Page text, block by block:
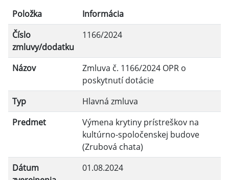
Dátum od:
Suma od:
Položka
Informácia
Číslo
zmluvy/dodatku
1166/2024
Názov
Zmluva č. 1166/2024 OPR o
poskytnutí dotácie
Typ
Hlavná zmluva
Predmet
Výmena krytiny prístreškov na
kultúrno-spoločenskej budove
(Zrubová chata)
Dátum
01.08.2024